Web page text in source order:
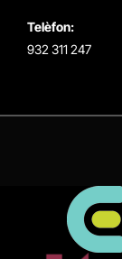
Telèfon:
932 311 247